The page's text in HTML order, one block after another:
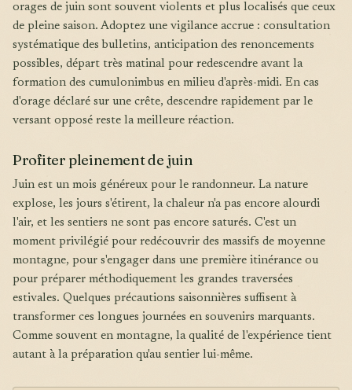
orages de juin sont souvent violents et plus localisés que ceux
de pleine saison. Adoptez une vigilance accrue : consultation
systématique des bulletins, anticipation des renoncements
possibles, départ très matinal pour redescendre avant la
formation des cumulonimbus en milieu d'après-midi. En cas
d'orage déclaré sur une crête, descendre rapidement par le
versant opposé reste la meilleure réaction.
Profiter pleinement de juin
Juin est un mois généreux pour le randonneur. La nature
explose, les jours s'étirent, la chaleur n'a pas encore alourdi
l'air, et les sentiers ne sont pas encore saturés. C'est un
moment privilégié pour redécouvrir des massifs de moyenne
montagne, pour s'engager dans une première itinérance ou
pour préparer méthodiquement les grandes traversées
estivales. Quelques précautions saisonnières suffisent à
transformer ces longues journées en souvenirs marquants.
Comme souvent en montagne, la qualité de l'expérience tient
autant à la préparation qu'au sentier lui-même.